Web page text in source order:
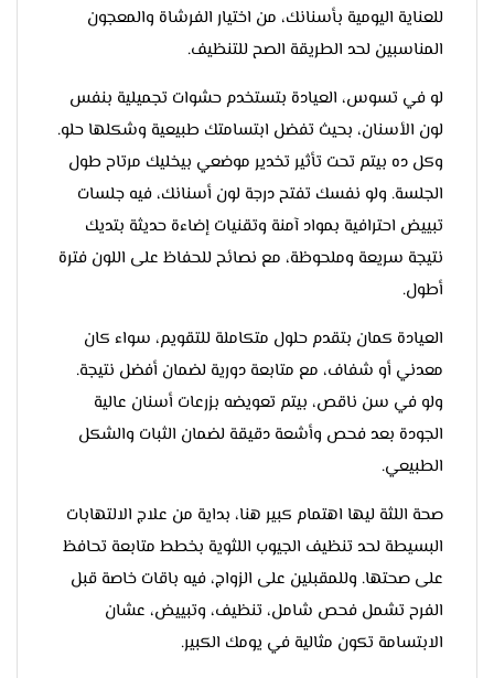
للعناية اليومية بأسنانك، من اختيار الفرشاة والمعجون
المناسبين لحد الطريقة الصح للتنظيف.
لو في تسوس، العيادة بتستخدم حشوات تجميلية بنفس
لون الأسنان، بحيث تفضل ابتسامتك طبيعية وشكلها حلو.
وكل ده بيتم تحت تأثير تخدير موضعي بيخليك مرتاح طول
الجلسة. ولو نفسك تفتح درجة لون أسنانك، فيه جلسات
تبييض احترافية بمواد آمنة وتقنيات إضاءة حديثة بتديك
نتيجة سريعة وملحوظة، مع نصائح للحفاظ على اللون فترة
أطول.
العيادة كمان بتقدم حلول متكاملة للتقويم، سواء كان
معدني أو شفاف، مع متابعة دورية لضمان أفضل نتيجة.
ولو في سن ناقص، بيتم تعويضه بزرعات أسنان عالية
الجودة بعد فحص وأشعة دقيقة لضمان الثبات والشكل
الطبيعي.
صحة اللثة ليها اهتمام كبير هنا، بداية من علاج الالتهابات
البسيطة لحد تنظيف الجيوب اللثوية بخطط متابعة تحافظ
على صحتها. وللمقبلين على الزواج، فيه باقات خاصة قبل
الفرح تشمل فحص شامل، تنظيف، وتبييض، عشان
الابتسامة تكون مثالية في يومك الكبير.